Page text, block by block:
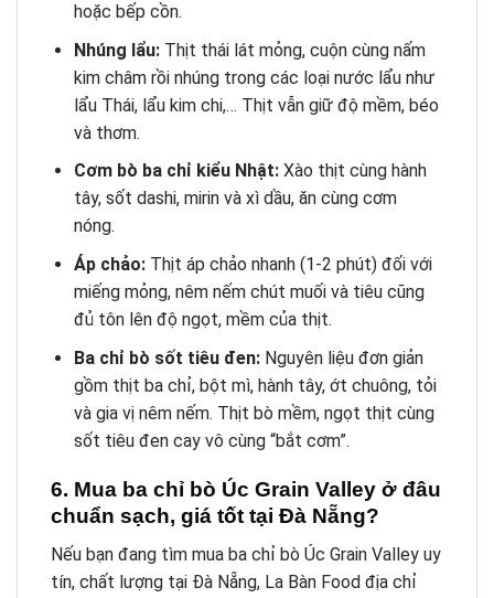
hoặc bếp cồn.
Nhúng lẩu:Thịt thái lát mỏng, cuộn cùng nấm
kim châm rồi nhúng trong các loại nước lẩu như
lẩu Thái, lẩu kim chi,… Thịt vẫn giữ độ mềm, béo
và thơm.
Cơm bò ba chỉ kiểu Nhật:Xào thịt cùng hành
tây, sốt dashi, mirin và xì dầu, ăn cùng cơm
nóng.
Áp chảo:Thịt áp chảo nhanh (1-2 phút) đối với
miếng mỏng, nêm nếm chút muối và tiêu cũng
đủ tôn lên độ ngọt, mềm của thịt.
Ba chỉ bò sốt tiêu đen:Nguyên liệu đơn giản
gồm thịt ba chỉ, bột mì, hành tây, ớt chuông, tỏi
và gia vị nêm nếm. Thịt bò mềm, ngọt thịt cùng
sốt tiêu đen cay vô cùng “bắt cơm”.
6. Mua ba chỉ bò Úc Grain Valley ở đâu
chuẩn sạch, giá tốt tại Đà Nẵng?
Nếu bạn đang tìm mua ba chỉ bò Úc Grain Valley uy
tín, chất lượng tại Đà Nẵng, La Bàn Food địa chỉ